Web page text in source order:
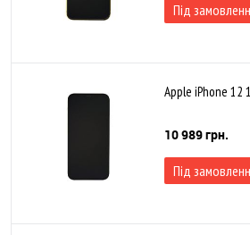
Під
Apple iPhone 12
10 989 грн.
Під